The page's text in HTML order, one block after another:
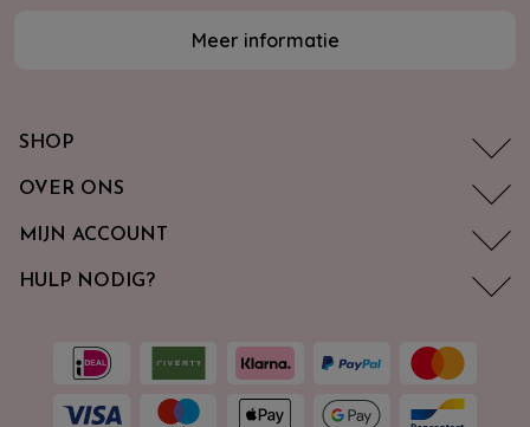
Meer informatie
SHOP
OVER ONS
MIJN ACCOUNT
HULP NODIG?